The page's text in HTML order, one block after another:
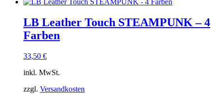
LB Leather Touch STEAMPUNK – 4
Farben
33,50 €
inkl. MwSt.
zzgl. Versandkosten